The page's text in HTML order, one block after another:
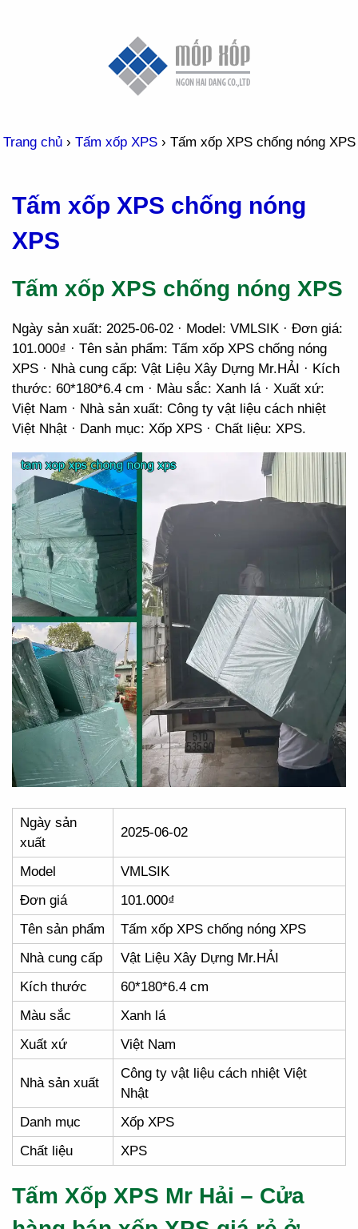
Trang chủ› Tấm xốp XPS› Tấm xốp XPS chống nóng XPS
Tấm xốp XPS chống nóng
XPS
Tấm xốp XPS chống nóng XPS
Ngày sản xuất: 2025-06-02 · Model: VMLSIK · Đơn giá:
101.000₫ · Tên sản phẩm: Tấm xốp XPS chống nóng
XPS · Nhà cung cấp: Vật Liệu Xây Dựng Mr.HẢI · Kích
thước: 60*180*6.4 cm · Màu sắc: Xanh lá · Xuất xứ:
Việt Nam · Nhà sản xuất: Công ty vật liệu cách nhiệt
Việt Nhật · Danh mục: Xốp XPS · Chất liệu: XPS.
Ngày sản
xuất
2025-06-02
Model
VMLSIK
Đơn giá
101.000₫
Tên sản phẩm
Tấm xốp XPS chống nóng XPS
Nhà cung cấp
Vật Liệu Xây Dựng Mr.HẢI
Kích thước
60*180*6.4 cm
Màu sắc
Xanh lá
Xuất xứ
Việt Nam
Nhà sản xuất
Công ty vật liệu cách nhiệt Việt
Nhật
Danh mục
Xốp XPS
Chất liệu
XPS
Tấm Xốp XPS Mr Hải – Cửa